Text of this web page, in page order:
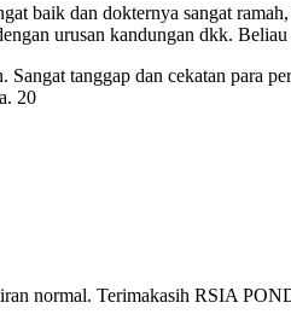
baik dan dokternya sangat
urusan kandungan dkk.
tanggap dan cekatan para
20
normal. Terimakasih RSIA